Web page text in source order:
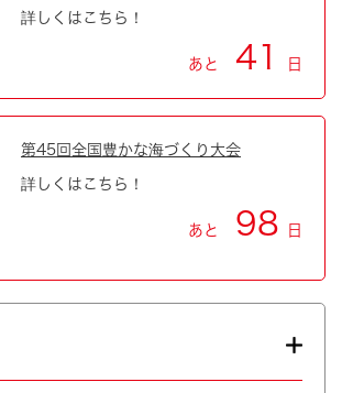
詳しくはこちら！
あと 41 日
第45回全国豊かな海づくり大会
詳しくはこちら！
あと 98 日